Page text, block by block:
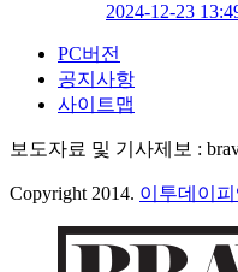
2024-12-23
PC버전
공지사항
사이트맵
보도자료 및 기사제보 :
Copyright 2014. 이투데이피